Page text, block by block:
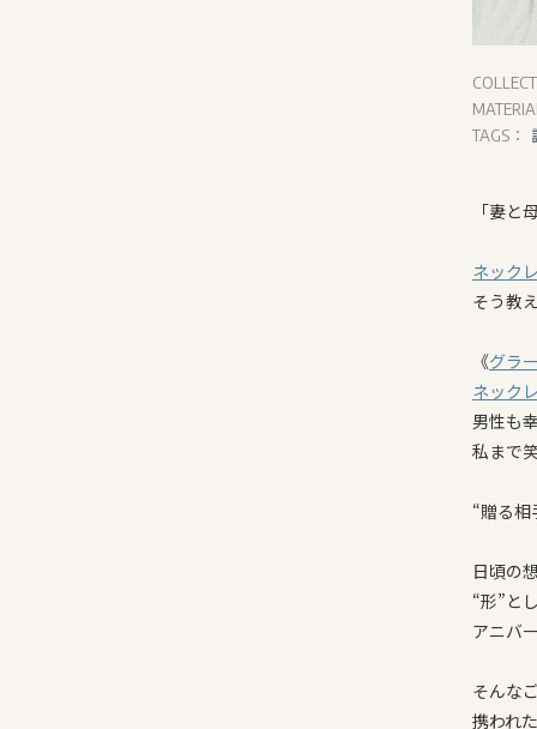
TAGS：
「妻と
ネック
そう教
《グラ
ネック
男性も
私まで
“贈る
日頃の
“形”と
アニバ
そんな
携われ